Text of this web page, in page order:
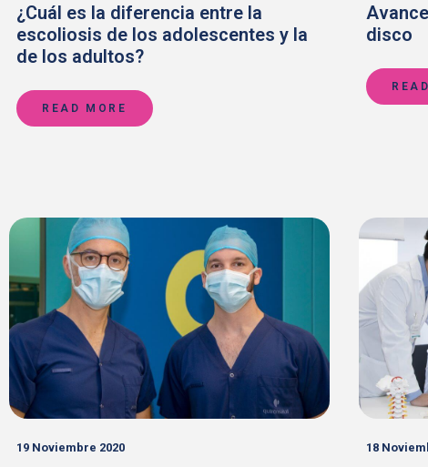
¿Cuál es la diferencia entre la
escoliosis de los adolescentes y la
de los adultos?
READ MORE
disco
19 Noviembre 2020 18